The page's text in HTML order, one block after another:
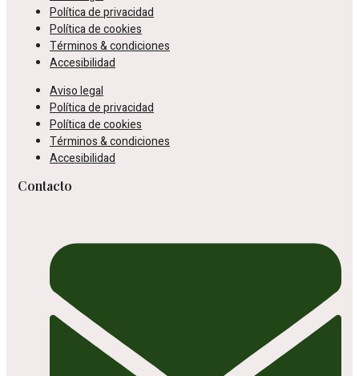
Política de privacidad
Política de cookies
Términos & condiciones
Accesibilidad
Aviso legal
Política de privacidad
Política de cookies
Términos & condiciones
Accesibilidad
Contacto